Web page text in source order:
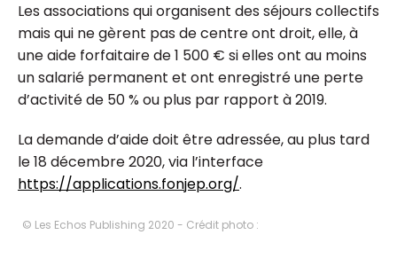
Les associations qui organisent des séjours collectifs
mais qui ne gèrent pas de centre ont droit, elle, à
une aide forfaitaire de 1 500 € si elles ont au moins
un salarié permanent et ont enregistré une perte
d’activité de 50 % ou plus par rapport à 2019.
La demande d’aide doit être adressée, au plus tard
le 18 décembre 2020, via l’interface
https://applications.fonjep.org/.
© Les Echos Publishing 2020 - Crédit photo :